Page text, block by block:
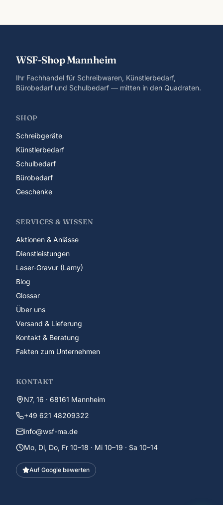
WSF-Shop Mannheim
Ihr Fachhandel für Schreibwaren, Künstlerbedarf,
Bürobedarf und Schulbedarf — mitten in den Quadraten.
SHOP
Schreibgeräte
Künstlerbedarf
Schulbedarf
Bürobedarf
Geschenke
SERVICES & WISSEN
Aktionen & Anlässe
Dienstleistungen
Laser-Gravur (Lamy)
Blog
Glossar
Über uns
Versand & Lieferung
Kontakt & Beratung
Fakten zum Unternehmen
KONTAKT
N7, 16 · 68161 Mannheim
+49 621 48209322
info@wsf-ma.de
Mo, Di, Do, Fr 10–18 · Mi 10–19 · Sa 10–14
Auf Google bewerten